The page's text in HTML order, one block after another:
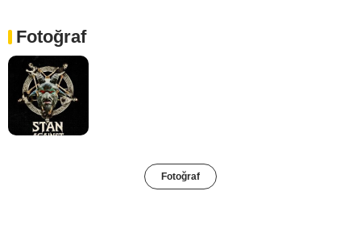
Fotoğraf
Fotoğraf